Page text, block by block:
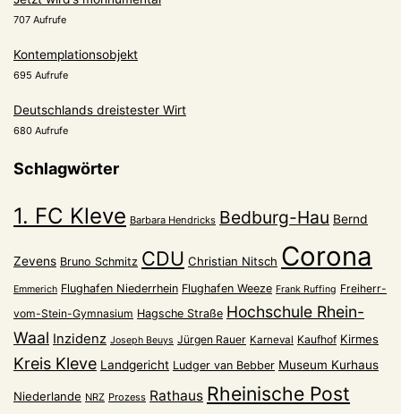
707 Aufrufe
Kontemplationsobjekt
695 Aufrufe
Deutschlands dreistester Wirt
680 Aufrufe
Schlagwörter
1. FC Kleve Barbara Hendricks Bedburg-Hau Bernd
Zevens Bruno Schmitz CDU Christian Nitsch Corona
Emmerich Flughafen Niederrhein Flughafen Weeze Frank Ruffing Freiherr-
vom-Stein-Gymnasium Hagsche Straße Hochschule Rhein-
Waal Inzidenz Joseph Beuys Jürgen Rauer Karneval Kaufhof Kirmes
Kreis Kleve Landgericht Ludger van Bebber Museum Kurhaus
Niederlande NRZ Prozess Rathaus Rheinische Post